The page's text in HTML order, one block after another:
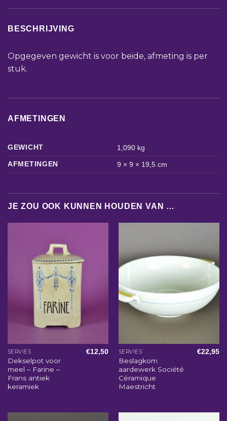
BESCHRIJVING
Opgegeven gewicht is voor beide, afmeting is per
stuk.
AFMETINGEN
GEWICHT
1,090 kg
AFMETINGEN
9 × 9 × 19,5 cm
JE ZOU OOK KUNNEN HOUDEN VAN …
SERVIES
Dekselpot voor
meel – Farine –
Frans antiek
keramiek
€12,50 SERVIES
Beslagkom
aardewerk Société
Céramique
Maestricht
€22,95